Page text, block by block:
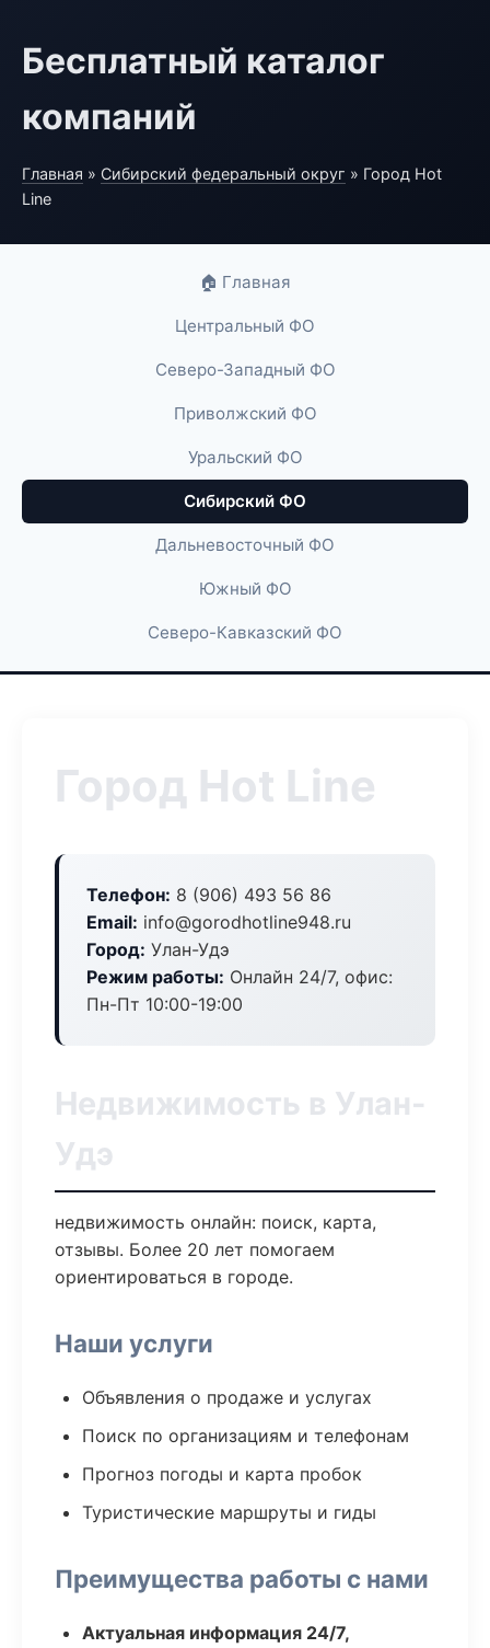
Бесплатный каталог
компаний
Главная » Сибирский федеральный округ » Город Hot
Line
🏠 Главная
Центральный ФО
Северо-Западный ФО
Приволжский ФО
Уральский ФО
Сибирский ФО
Дальневосточный ФО
Южный ФО
Северо-Кавказский ФО
Город Hot Line
Телефон: 8 (906) 493 56 86
Email: info@gorodhotline948.ru
Город: Улан-Удэ
Режим работы: Онлайн 24/7, офис:
Пн-Пт 10:00-19:00
Недвижимость в Улан-
Удэ
недвижимость онлайн: поиск, карта,
отзывы. Более 20 лет помогаем
ориентироваться в городе.
Наши услуги
Объявления о продаже и услугах
Поиск по организациям и телефонам
Прогноз погоды и карта пробок
Туристические маршруты и гиды
Преимущества работы с нами
Актуальная информация 24/7,